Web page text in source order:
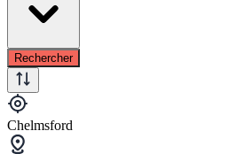
Rechercher
Chelmsford